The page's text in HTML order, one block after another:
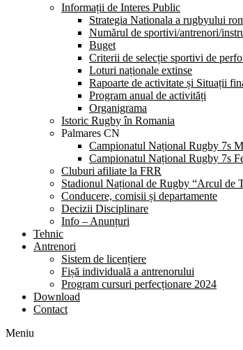
Informații de Interes Public
Strategia Nationala a rugbyului
Numărul de sportivi/antrenori/
Buget
Criterii de selecție sportivi de
Loturi naționale extinse
Rapoarte de activitate și Situații
Program anual de activități
Organigrama
Istoric Rugby în Romania
Palmares CN
Campionatul Național Rugby 7s
Campionatul Național Rugby 7s
Cluburi afiliate la FRR
Stadionul Național de Rugby “Arcul de
Conducere, comisii și departamente
Decizii Disciplinare
Info – Anunțuri
Tehnic
Antrenori
Sistem de licențiere
Fișă individuală a antrenorului
Program cursuri perfecționare 2024
Download
Contact
Meniu